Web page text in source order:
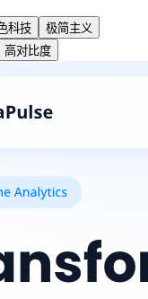
科技
极简主义
高对比度